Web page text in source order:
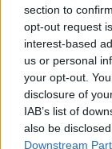
section to
opt-out request
interest-based
us or personal
your opt-out.
disclosure of
IAB’s list of
also be
Downstream